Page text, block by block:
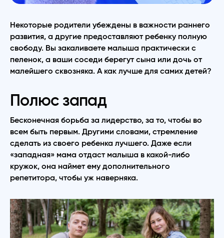
Некоторые родители убеждены в важности раннего
развития, а другие предоставляют ребенку полную
свободу. Вы закаливаете малыша практически с
пеленок, а ваши соседи берегут сына или дочь от
малейшего сквозняка. А как лучше для самих детей?
Полюс запад
Бесконечная борьба за лидерство, за то, чтобы во
всем быть первым. Другими словами, стремление
сделать из своего ребенка лучшего. Даже если
«западная» мама отдаст малыша в какой-либо
кружок, она наймет ему дополнительного
репетитора, чтобы уж наверняка.